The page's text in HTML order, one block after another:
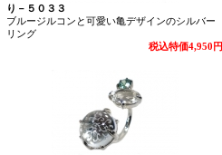
り－５０３３
ブルージルコンと可愛い亀デザインのシルバー
リング
税込特価4,950円